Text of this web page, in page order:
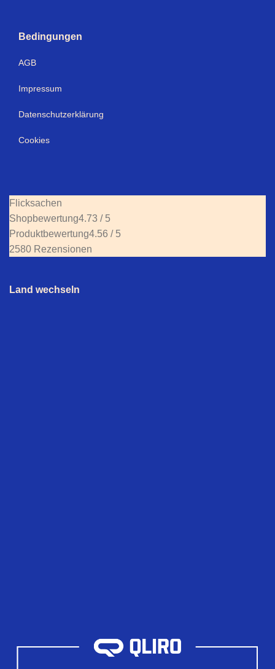
Bedingungen
AGB
Impressum
Datenschutzerklärung
Cookies
Flicksachen
Shopbewertung4.73 / 5
Produktbewertung4.56 / 5
2580 Rezensionen
Land wechseln